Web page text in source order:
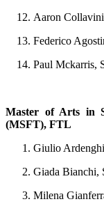
Aaron
Federico
Paul Mckarris,
Master of Arts in
(MSFT), FTL
Giulio
Giada Bianchi,
Milena